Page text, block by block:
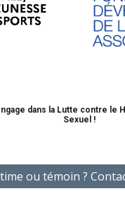
dans la Lutte contre le
Sexuel !
ou témoin ?